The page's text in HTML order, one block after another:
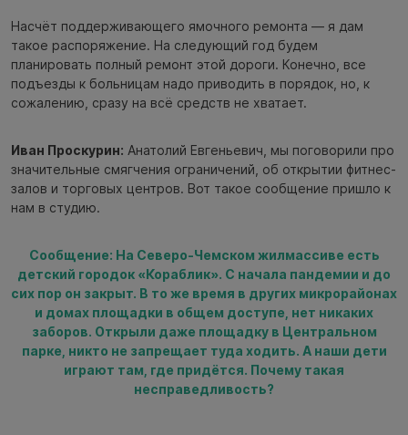
Насчёт поддерживающего ямочного ремонта — я дам
такое распоряжение. На следующий год будем
планировать полный ремонт этой дороги. Конечно, все
подъезды к больницам надо приводить в порядок, но, к
сожалению, сразу на всё средств не хватает.
Иван Проскурин: Анатолий Евгеньевич, мы поговорили про
значительные смягчения ограничений, об открытии фитнес-
залов и торговых центров. Вот такое сообщение пришло к
нам в студию.
Сообщение: На Северо-Чемском жилмассиве есть
детский городок «Кораблик». С начала пандемии и до
сих пор он закрыт. В то же время в других микрорайонах
и домах площадки в общем доступе, нет никаких
заборов. Открыли даже площадку в Центральном
парке, никто не запрещает туда ходить. А наши дети
играют там, где придётся. Почему такая
несправедливость?